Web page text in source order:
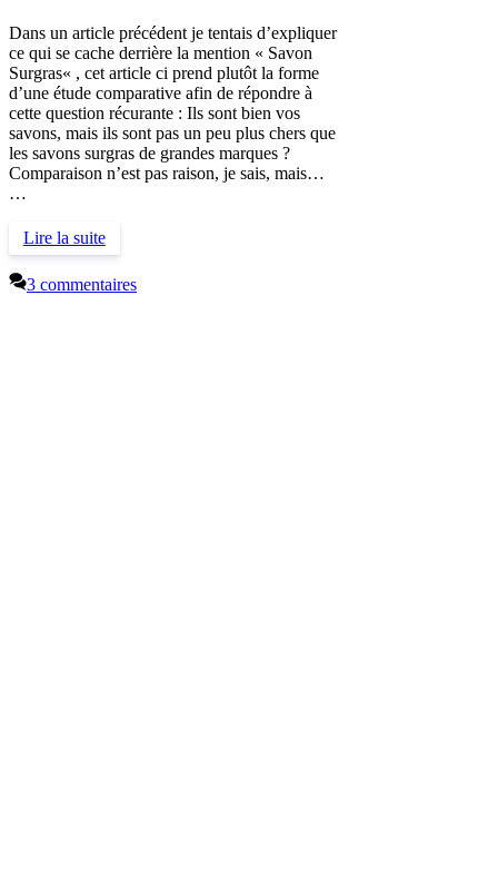
Dans un article précédent je tentais d’expliquer
ce qui se cache derrière la mention « Savon
Surgras« , cet article ci prend plutôt la forme
d’une étude comparative afin de répondre à
cette question récurante : Ils sont bien vos
savons, mais ils sont pas un peu plus chers que
les savons surgras de grandes marques ?
Comparaison n’est pas raison, je sais, mais…
…
Lire la suite
3 commentaires